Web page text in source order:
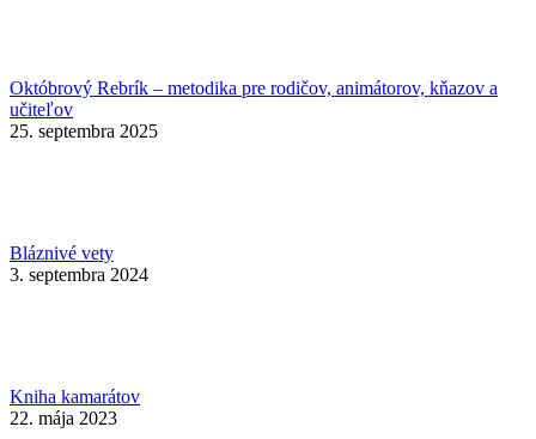
Októbrový Rebrík – metodika pre rodičov, animátorov, kňazov a
učiteľov
25. septembra 2025
Bláznivé vety
3. septembra 2024
Kniha kamarátov
22. mája 2023